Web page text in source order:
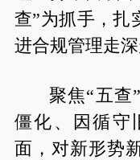
查”为抓手，扎
进合规管理走深
聚焦“五查
僵化、因循守
面，对新形势